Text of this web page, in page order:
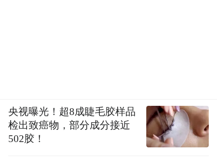
央视曝光！超8成睫毛胶样品
检出致癌物，部分成分接近
502胶！